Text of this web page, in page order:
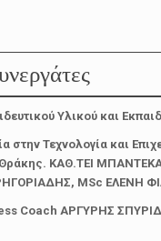
Υλικού και
στην Τεχνολογία και
Θράκης. ΚΑΘ.ΤΕΙ
MSc ΕΛΕΝΗ
Coach ΑΡΓΥΡΗΣ